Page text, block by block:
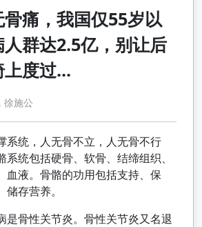
骨痛，我国仅55岁以
群达2.5亿，别让后
度过...
徐施公
系统，人无骨不立，人无骨不行
系统包括硬骨、软骨、结缔组织、
血液。骨骼的功用包括支持、保
存营养。
是骨性关节炎。骨性关节炎又名退